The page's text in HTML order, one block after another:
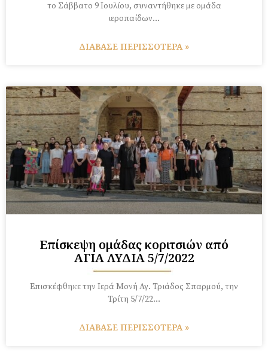
το Σάββατο 9 Ιουλίου, συναντήθηκε με ομάδα
ιεροπαίδων…
ΔΙΑΒΑΣΕ ΠΕΡΙΣΣΟΤΕΡΑ »
Επίσκεψη ομάδας κοριτσιών από
ΑΓΙΑ ΛΥΔΙΑ 5/7/2022
Επισκέφθηκε την Ιερά Μονή Αγ. Τριάδος Σπαρμού, την
Τρίτη 5/7/22…
ΔΙΑΒΑΣΕ ΠΕΡΙΣΣΟΤΕΡΑ »